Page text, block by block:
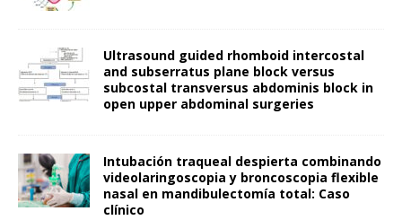
Ultrasound guided rhomboid intercostal
and subserratus plane block versus
subcostal transversus abdominis block in
open upper abdominal surgeries
Intubación traqueal despierta combinando
videolaringoscopia y broncoscopia flexible
nasal en mandibulectomía total: Caso
clínico